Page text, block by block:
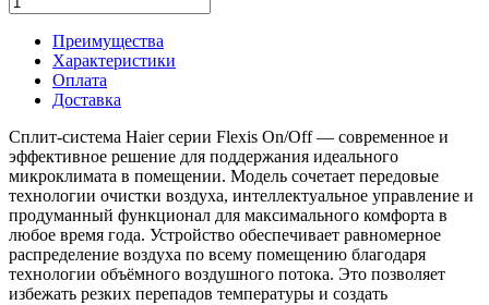
Преимущества
Характеристики
Оплата
Доставка
Сплит‑система Haier серии Flexis On/Off — современное и
эффективное решение для поддержания идеального
микроклимата в помещении. Модель сочетает передовые
технологии очистки воздуха, интеллектуальное управление и
продуманный функционал для максимального комфорта в
любое время года. Устройство обеспечивает равномерное
распределение воздуха по всему помещению благодаря
технологии объёмного воздушного потока. Это позволяет
избежать резких перепадов температуры и создать